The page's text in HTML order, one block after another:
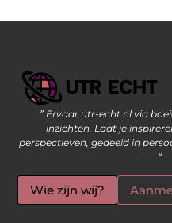
” Ervaar utr-echt.nl via
inzichten. Laat je
perspectieven, gedeeld in
“
Wie zijn wij?